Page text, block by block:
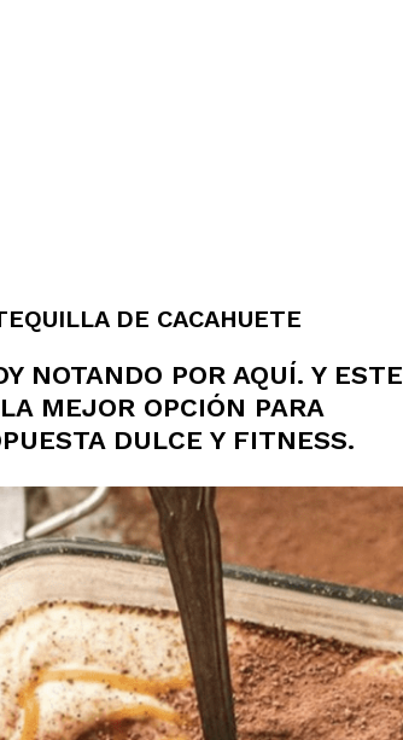
DE CACAHUETE
NOTANDO POR AQUÍ. Y ESTE
MEJOR OPCIÓN PARA
DULCE Y FITNESS.